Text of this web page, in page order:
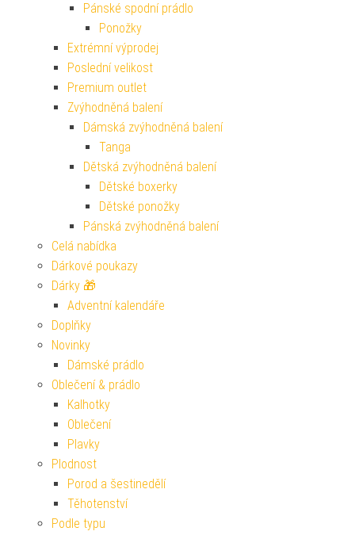
Pánské spodní prádlo
Ponožky
Extrémní výprodej
Poslední velikost
Premium outlet
Zvýhodněná balení
Dámská zvýhodněná balení
Tanga
Dětská zvýhodněná balení
Dětské boxerky
Dětské ponožky
Pánská zvýhodněná balení
Celá nabídka
Dárkové poukazy
Dárky 🎁
Adventní kalendáře
Doplňky
Novinky
Dámské prádlo
Oblečení & prádlo
Kalhotky
Oblečení
Plavky
Plodnost
Porod a šestinedělí
Těhotenství
Podle typu